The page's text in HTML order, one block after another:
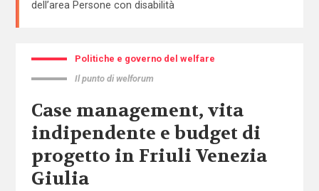
dell’area Persone con disabilità
Politiche e governo del welfare
Il punto di welforum
Case management, vita
indipendente e budget di
progetto in Friuli Venezia
Giulia